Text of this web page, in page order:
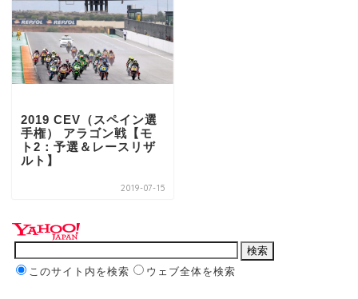
2019 CEV（スペイン選
手権） アラゴン戦【モ
ト2：予選＆レースリザ
ルト】
2019-07-15
このサイト内を検索 ウェブ全体を検索